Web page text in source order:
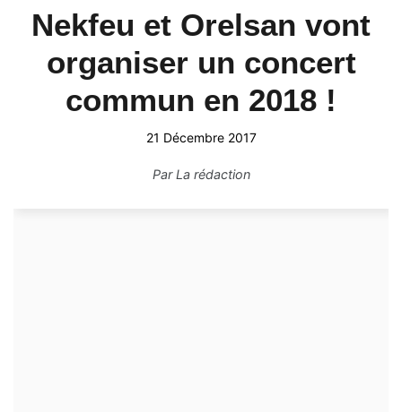
Nekfeu et Orelsan vont
organiser un concert
commun en 2018 !
21 Décembre 2017
ParLa rédaction